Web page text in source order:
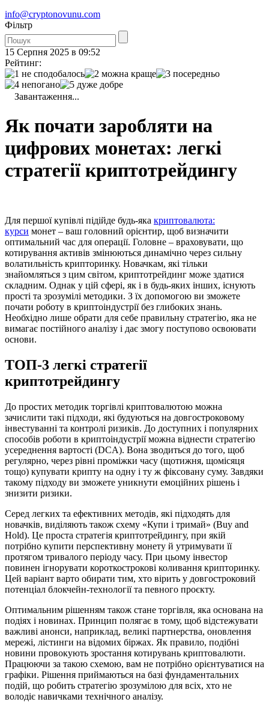
info@cryptonovunu.com
Фiльтр
15 Серпня 2025 в 09:52
Рейтинг:
Завантаження...
Як почати заробляти на
цифрових монетах: легкі
стратегії криптотрейдингу
Для першої купівлі підійде будь-яка криптовалюта:
курси монет – ваш головний орієнтир, щоб визначити
оптимальний час для операції. Головне – враховувати, що
котирування активів змінюються динамічно через сильну
волатильність крипторинку. Новачкам, які тільки
знайомляться з цим світом, криптотрейдинг може здатися
складним. Однак у цій сфері, як і в будь-яких інших, існують
прості та зрозумілі методики. З їх допомогою ви зможете
почати роботу в криптоіндустрії без глибоких знань.
Необхідно лише обрати для себе правильну стратегію, яка не
вимагає постійного аналізу і дає змогу поступово освоювати
основи.
ТОП-3 легкі стратегії
криптотрейдингу
До простих методик торгівлі криптовалютою можна
зачислити такі підходи, які будуються на довгостроковому
інвестуванні та контролі ризиків. До доступних і популярних
способів роботи в криптоіндустрії можна віднести стратегію
усереднення вартості (DCA). Вона зводиться до того, щоб
регулярно, через рівні проміжки часу (щотижня, щомісяця
тощо) купувати крипту на одну і ту ж фіксовану суму. Завдяки
такому підходу ви зможете уникнути емоційних рішень і
знизити ризики.
Серед легких та ефективних методів, які підходять для
новачків, виділяють також схему «Купи і тримай» (Buy and
Hold). Це проста стратегія криптотрейдингу, при якій
потрібно купити перспективну монету й утримувати її
протягом тривалого періоду часу. При цьому інвестор
повинен ігнорувати короткострокові коливання крипторинку.
Цей варіант варто обирати тим, хто вірить у довгостроковий
потенціал блокчейн-технології та певного проєкту.
Оптимальним рішенням також стане торгівля, яка основана на
подіях і новинах. Принцип полягає в тому, щоб відстежувати
важливі анонси, наприклад, великі партнерства, оновлення
мережі, лістинги на відомих біржах. Як правило, подібні
новини провокують зростання котирувань криптовалюти.
Працюючи за такою схемою, вам не потрібно орієнтуватися на
графіки. Рішення приймаються на базі фундаментальних
подій, що робить стратегію зрозумілою для всіх, хто не
володіє навичками технічного аналізу.